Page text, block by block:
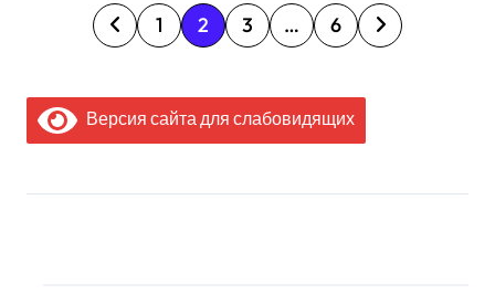
П
г
н
1 2 3 … 6
Версия сайта для слабовидящих